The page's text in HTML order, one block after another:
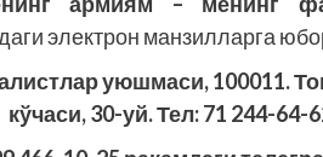
электрон манзилларга
уюшмаси, 100011.
кўчаси, 30-уй. Тел: 71 244-64-